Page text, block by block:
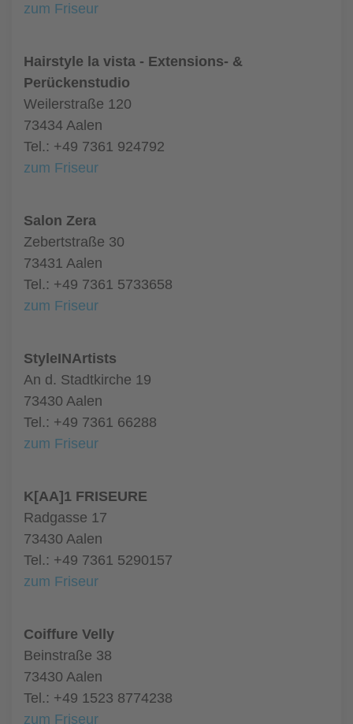
zum Friseur
Hairstyle la vista - Extensions- &
Perückenstudio
Weilerstraße 120
73434 Aalen
Tel.: +49 7361 924792
zum Friseur
Salon Zera
Zebertstraße 30
73431 Aalen
Tel.: +49 7361 5733658
zum Friseur
StyleINArtists
An d. Stadtkirche 19
73430 Aalen
Tel.: +49 7361 66288
zum Friseur
K[AA]1 FRISEURE
Radgasse 17
73430 Aalen
Tel.: +49 7361 5290157
zum Friseur
Coiffure Velly
Beinstraße 38
73430 Aalen
Tel.: +49 1523 8774238
zum Friseur